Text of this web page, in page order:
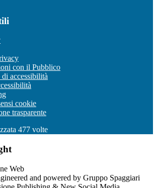
con il Pubblico
accessibilità
cookie
trasparente
477 volte
and powered by Gruppo Spaggiari